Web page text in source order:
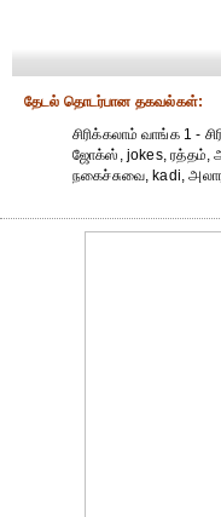
தேட‌ல் தொட‌ர்பான தகவ‌ல்க‌ள்:
சிரிக்கலாம் வாங்க 1 -
ஜோக்ஸ், jokes, ரத்தம்,
நகைச்சுவை, kadi,